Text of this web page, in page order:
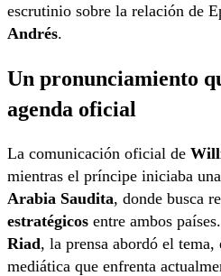
escrutinio sobre la relación de
Andrés.
Un pronunciamiento
agenda oficial
La comunicación oficial de
mientras el príncipe iniciaba una
Arabia Saudita, donde busca
estratégicos entre ambos
Riad, la prensa abordó el
mediática que enfrenta